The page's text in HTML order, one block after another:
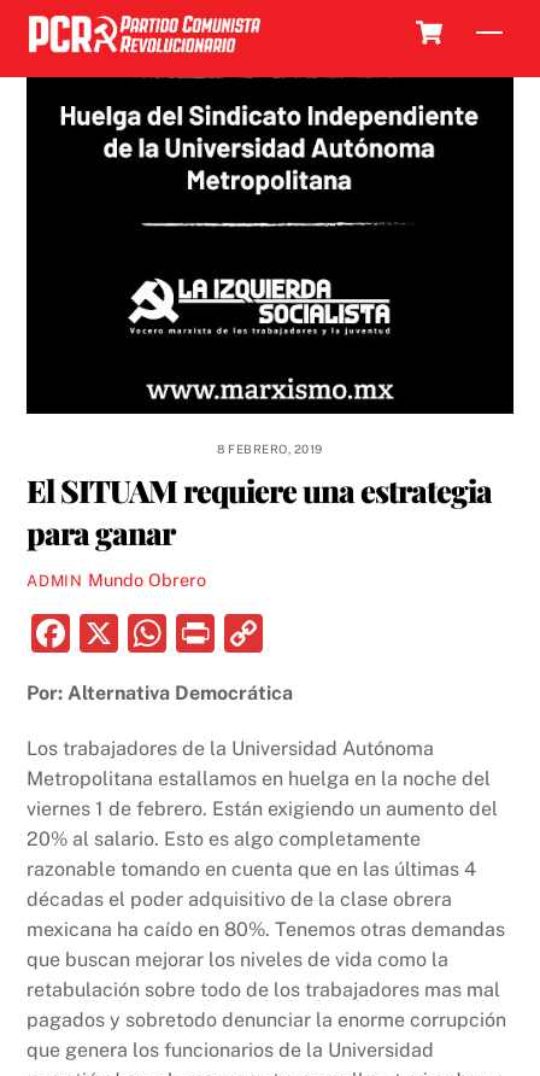
Skip
content
8 FEBRERO, 2019
El SITUAM requiere una estrategia
para ganar
ADMIN Mundo Obrero
F
c
e
b
o
o
k
X
W
at
s
A
p
p
P
nt p
y
Li
n
k
Por: Alternativa Democrática
Los trabajadores de la Universidad Autónoma
Metropolitana estallamos en huelga en la noche del
viernes 1 de febrero. Están exigiendo un aumento del
20% al salario. Esto es algo completamente
razonable tomando en cuenta que en las últimas 4
décadas el poder adquisitivo de la clase obrera
mexicana ha caído en 80%. Tenemos otras demandas
que buscan mejorar los niveles de vida como la
retabulación sobre todo de los trabajadores mas mal
pagados y sobretodo denunciar la enorme corrupción
que genera los funcionarios de la Universidad